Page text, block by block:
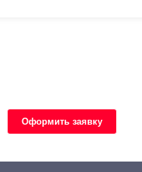
Оформить заявку